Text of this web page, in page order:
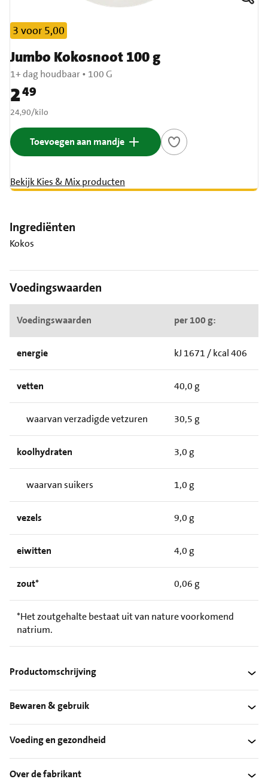
Jumbo Kokosnoot 100 g
1+ dag houdbaar• 100 G
Prijs: € 2,49
249
€ 24,90 per kilo
24,90/kilo
Toevoegen aan mandje
3 voor 5,00
Bekijk Kies & Mix producten
Ingrediënten
Kokos
Voedingswaarden
Voedingswaarden per 100 g:
energie kJ 1671 / kcal 406
vetten 40,0 g
waarvan verzadigde vetzuren 30,5 g
koolhydraten 3,0 g
waarvan suikers 1,0 g
vezels 9,0 g
eiwitten 4,0 g
zout* 0,06 g
*Het zoutgehalte bestaat uit van nature voorkomend
natrium.
Productomschrijving
Bewaren & gebruik
Voeding en gezondheid
Over de fabrikant